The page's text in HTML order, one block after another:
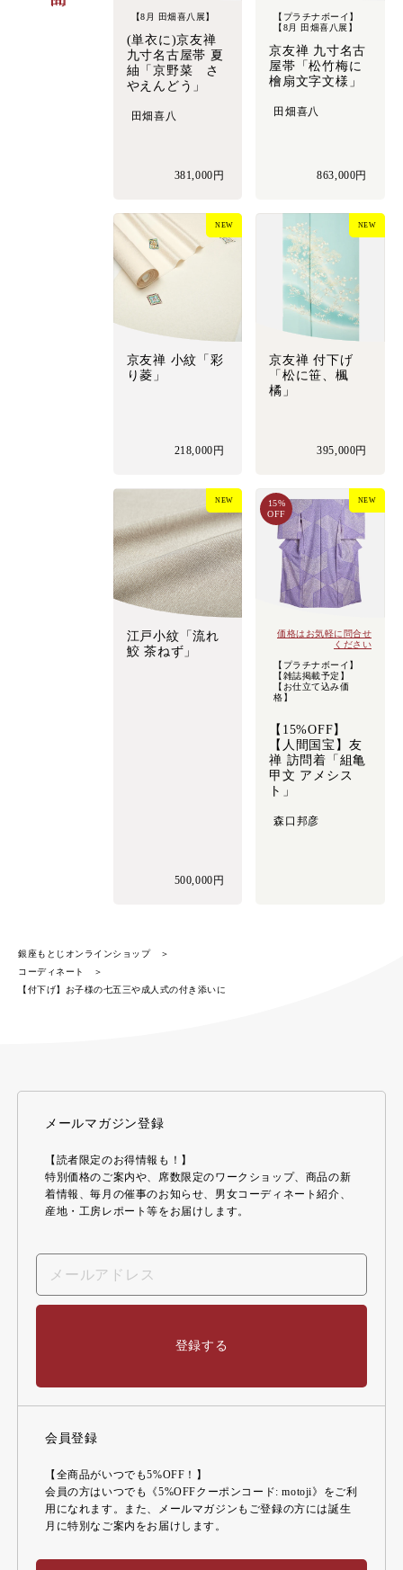
【8月 田畑喜八展】
(単衣に)京友禅
九寸名古屋帯 夏
紬「京野菜 さ
やえんどう」
田畑喜八
381,000円
【プラチナボーイ】
【8月 田畑喜八展】
京友禅 九寸名古
屋帯「松竹梅に
檜扇文字文様」
田畑喜八
863,000円
京友禅 小紋「彩
り菱」
218,000円
NEW
京友禅 付下げ
「松に笹、楓
橘」
395,000円
NEW
江戸小紋「流れ
鮫 茶ねず」
500,000円
NEW
価格はお気軽に問合せ
ください
【プラチナボーイ】
【雑誌掲載予定】
【お仕立て込み価
格】
【15%OFF】
【人間国宝】友
禅 訪問着「組亀
甲文 アメシス
ト」
森口邦彦
NEW
15%
OFF
銀座もとじオンラインショップ
コーディネート
【付下げ】お子様の七五三や成人式の付き添いに
メールマガジン登録
【読者限定のお得情報も！】
特別価格のご案内や、席数限定のワークショップ、商品の新
着情報、毎月の催事のお知らせ、男女コーディネート紹介、
産地・工房レポート等をお届けします。
登録する
会員登録
【全商品がいつでも5%OFF！】
会員の方はいつでも《5%OFFクーポンコード: motoji》をご利
用になれます。また、メールマガジンもご登録の方には誕生
月に特別なご案内をお届けします。